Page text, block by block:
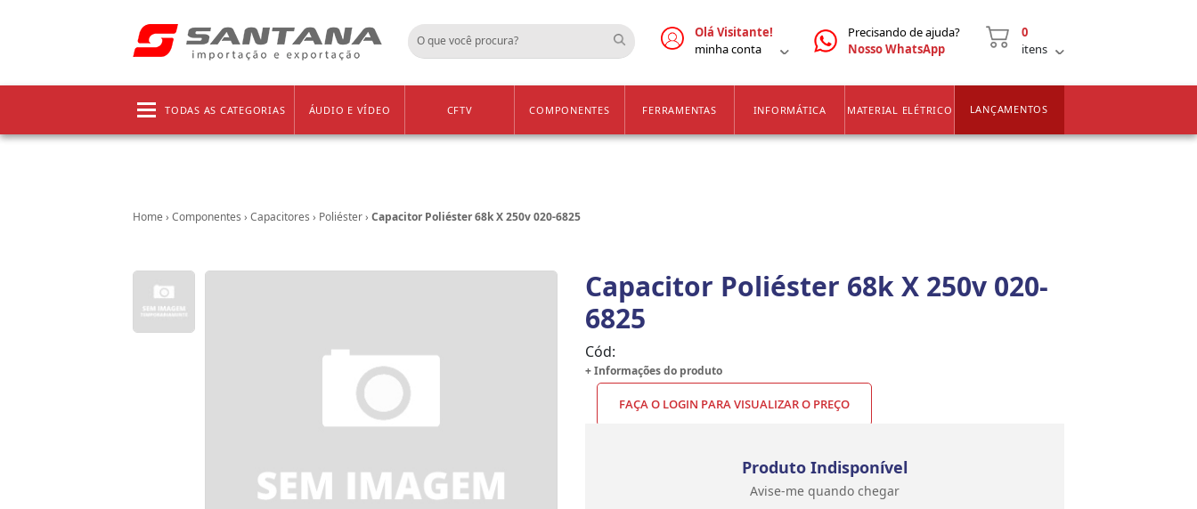
Olá Visitante!
minha conta
Precisando de ajuda?
Nosso WhatsApp
0
itens
TODAS AS CATEGORIAS ÁUDIO E VÍDEO CFTV COMPONENTES FERRAMENTAS INFORMÁTICA MATERIAL ELÉTRICO LANÇAMENTOS
Home › Componentes › Capacitores › Poliéster› Capacitor Poliéster 68k X 250v 020-6825
Capacitor Poliéster 68k X 250v 020-
6825
Cód:
+ Informações do produto
FAÇA O LOGIN PARA VISUALIZAR O PREÇO
Produto Indisponível
Avise-me quando chegar